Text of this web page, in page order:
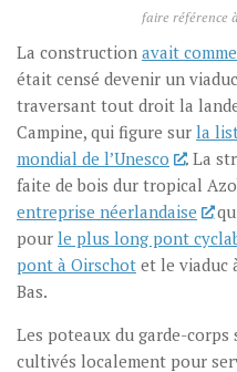
faire référence
La construction avait
était censé devenir un
traversant tout droit la
Campine, qui figure sur la
mondial de l’Unesco
. La
faite de bois dur tropical
entreprise néerlandaise
pour le plus long pont
pont à Oirschot et le viaduc
Bas.
Les poteaux du garde-
cultivés localement pour